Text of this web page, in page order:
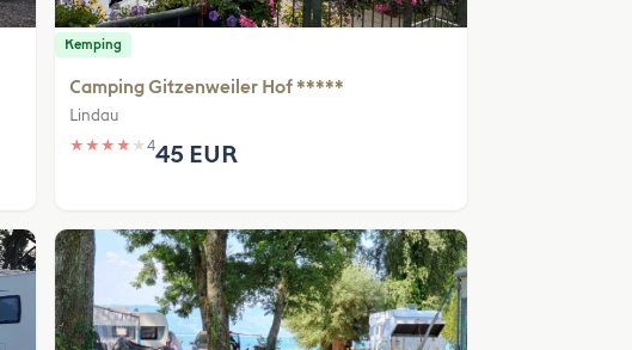
Kemping
Camping Gitzenweiler Hof *****
Lindau
★ ★ ★ ★ ★ 445 EUR